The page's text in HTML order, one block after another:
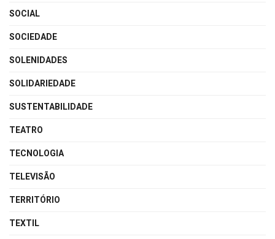
SOCIAL
SOCIEDADE
SOLENIDADES
SOLIDARIEDADE
SUSTENTABILIDADE
TEATRO
TECNOLOGIA
TELEVISÃO
TERRITÓRIO
TEXTIL